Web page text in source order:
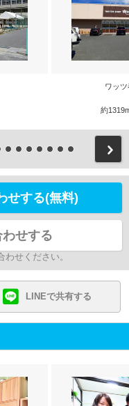
ワッ
約
せする(無料)
せする
せください。
LINEで共有する